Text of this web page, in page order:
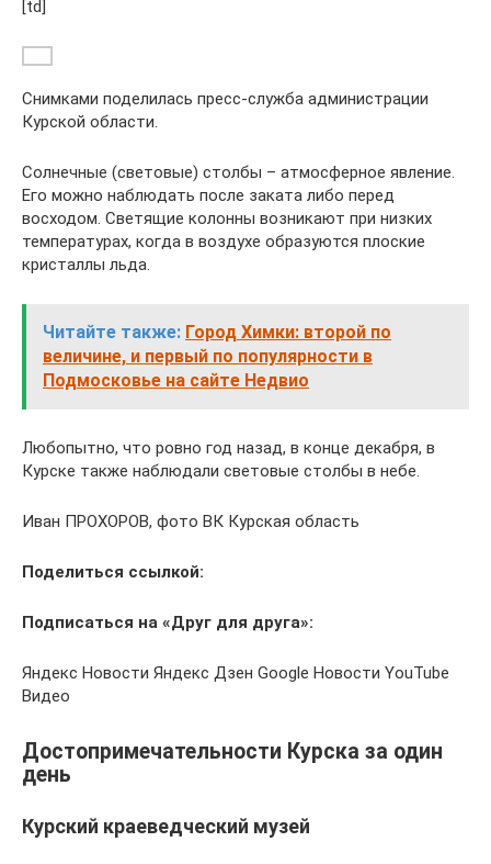
[td]
Снимками поделилась пресс-служба администрации
Курской области.
Солнечные (световые) столбы – атмосферное явление.
Его можно наблюдать после заката либо перед
восходом. Светящие колонны возникают при низких
температурах, когда в воздухе образуются плоские
кристаллы льда.
Читайте также: Город Химки: второй по
величине, и первый по популярности в
Подмосковье на сайте Недвио
Любопытно, что ровно год назад, в конце декабря, в
Курске также наблюдали световые столбы в небе.
Иван ПРОХОРОВ, фото ВК Курская область
Поделиться ссылкой:
Подписаться на «Друг для друга»:
Яндекс Новости Яндекс Дзен Google Новости YouTube
Видео
Достопримечательности Курска за один
день
Курский краеведческий музей